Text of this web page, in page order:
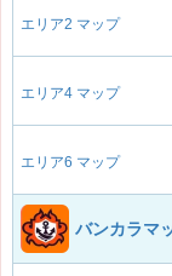
エリア2 マップ
エリア4 マップ
エリア6 マップ
バンカラマ